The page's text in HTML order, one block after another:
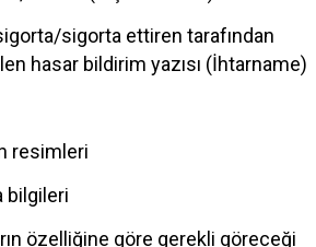
sigorta ettiren tarafından
hasar bildirim yazısı (İhtarname)
resimleri
bilgileri
özelliğine göre gerekli göreceği